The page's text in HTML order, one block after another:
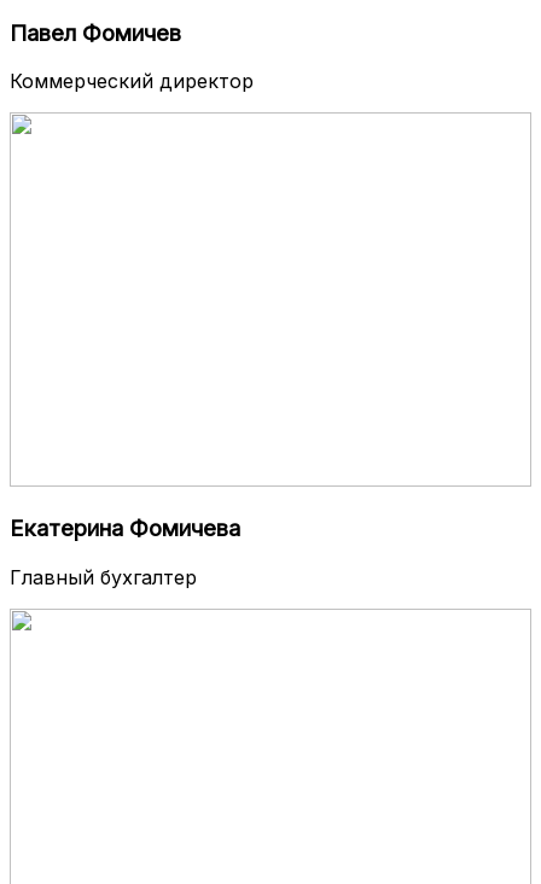
Павел Фомичев
Коммерческий директор
Екатерина Фомичева
Главный бухгалтер